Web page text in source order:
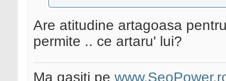
Are atitudine artagoasa
permite .. ce artaru' lui?
Ma gasiti pe